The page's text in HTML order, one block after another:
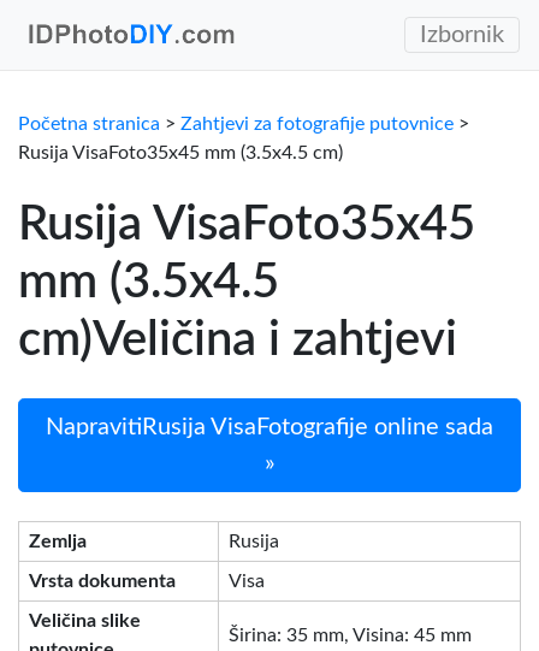
Izbornik
Početna stranica > Zahtjevi za fotografije putovnice >
Rusija VisaFoto35x45 mm (3.5x4.5 cm)
Rusija VisaFoto35x45
mm (3.5x4.5
cm)Veličina i zahtjevi
NapravitiRusija VisaFotografije online sada
»
Zemlja Rusija
Vrsta dokumenta Visa
Veličina slike
Širina: 35 mm, Visina: 45 mm